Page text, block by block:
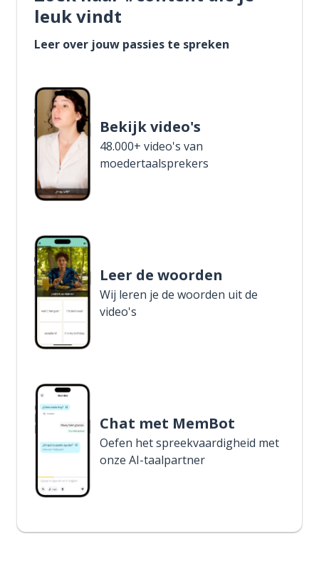
leuk vindt
Leer over jouw passies te spreken
Bekijk video's
48.000+ video's van
moedertaalsprekers
Leer de woorden
Wij leren je de woorden uit de
video's
Chat met MemBot
Oefen het spreekvaardigheid met
onze AI-taalpartner